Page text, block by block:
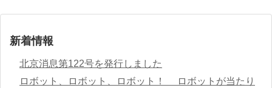
新着情報
北京消息第122号を発行しました
ロボット、ロボット、ロボット！ ロボットが当たり